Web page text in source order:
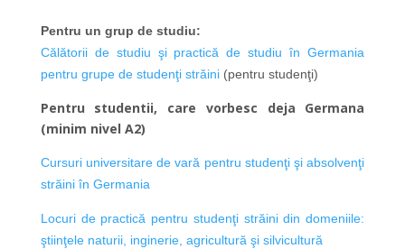
Pentru un grup de studiu:
Călătorii de studiu şi practică de studiu în Germania
pentru grupe de studenţi străini (pentru studenţi)
Pentru studentii, care vorbesc deja Germana
(minim nivel A2)
Cursuri universitare de vară pentru studenţi şi absolvenţi
străini în Germania
Locuri de practică pentru studenţi străini din domeniile:
ştiinţele naturii, inginerie, agricultură şi silvicultură